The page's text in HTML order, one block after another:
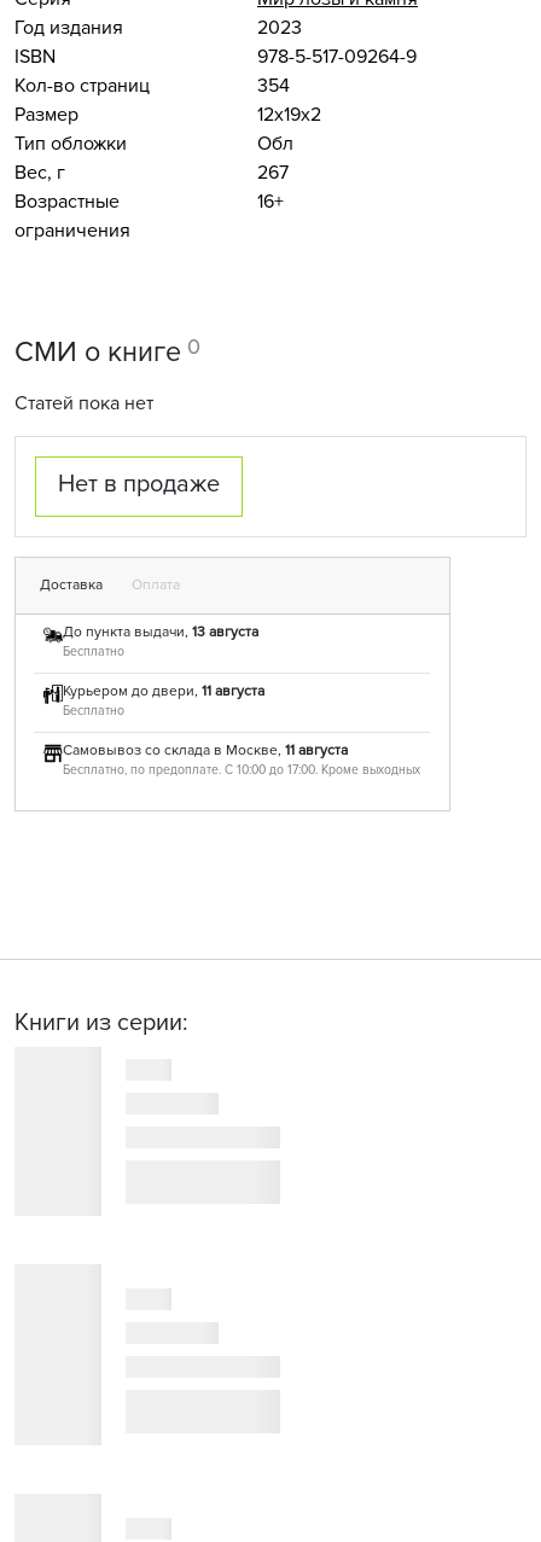
Год издания
2023
ISBN
978-5-517-09264-9
Кол-во страниц
354
Размер
12x19x2
Тип обложки
Обл
Вес, г
267
Возрастные
ограничения
16+
СМИ о книге 0
Статей пока нет
Нет в продаже
Доставка Оплата
До пункта выдачи, 13 августа
Бесплатно
Курьером до двери, 11 августа
Бесплатно
Самовывоз со склада в Москве, 11 августа
Бесплатно, по предоплате. С 10:00 до 17:00. Кроме выходных
Книги из серии: